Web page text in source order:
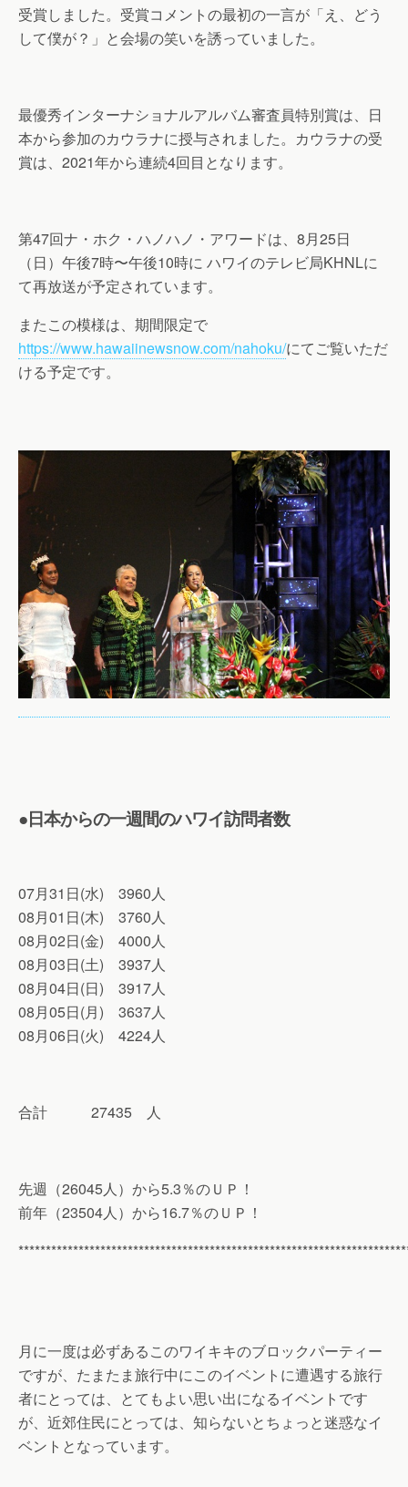
受賞しました。受賞コメントの最初の一言が「え、どう
して僕が？」と会場の笑いを誘っていました。
最優秀インターナショナルアルバム審査員特別賞は、日
本から参加のカウラナに授与されました。カウラナの受
賞は、2021年から連続4回目となります。
第47回ナ・ホク・ハノハノ・アワードは、8月25日
（日）午後7時〜午後10時に ハワイのテレビ局KHNLに
て再放送が予定されています。
またこの模様は、期間限定で
https://www.hawaiinewsnow.com/nahoku/にてご覧いただ
ける予定です。
●日本からの一週間のハワイ訪問者数
07月31日(水) 3960人
08月01日(木) 3760人
08月02日(金) 4000人
08月03日(土) 3937人
08月04日(日) 3917人
08月05日(月) 3637人
08月06日(火) 4224人
合計 27435 人
先週（26045人）から5.3％のＵＰ！
前年（23504人）から16.7％のＵＰ！
月に一度は必ずあるこのワイキキのブロックパーティー
ですが、たまたま旅行中にこのイベントに遭遇する旅行
者にとっては、とてもよい思い出になるイベントです
が、近郊住民にとっては、知らないとちょっと迷惑なイ
ベントとなっています。